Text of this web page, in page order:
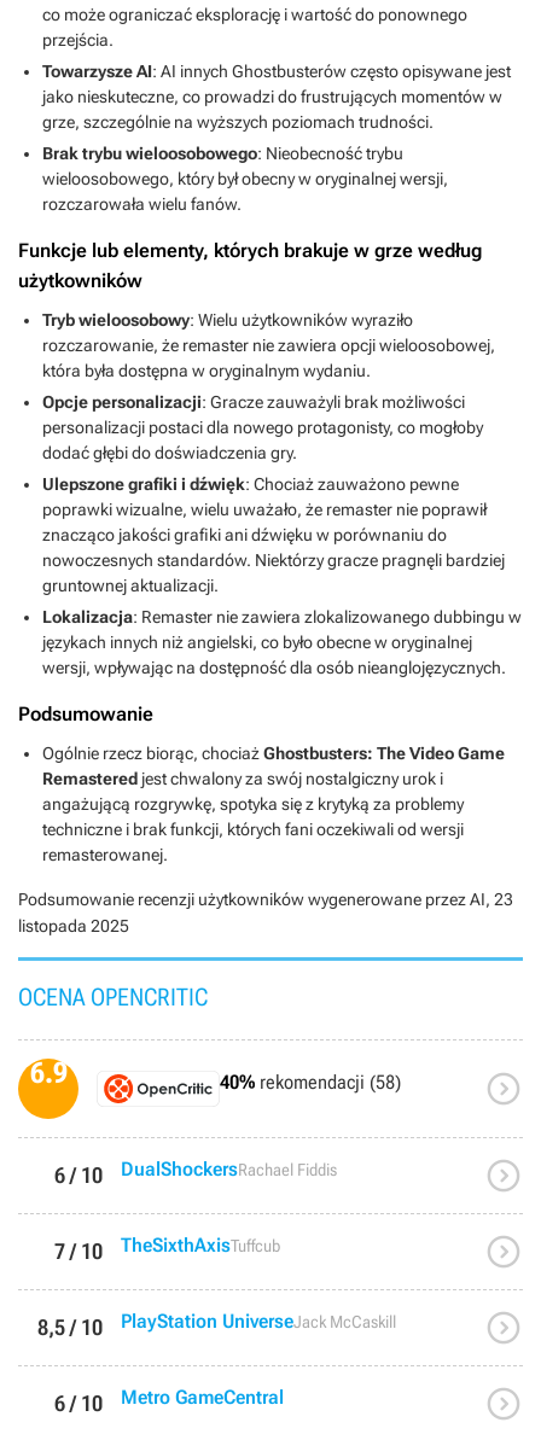
co może ograniczać eksplorację i wartość do ponownego
przejścia.
Towarzysze AI: AI innych Ghostbusterów często opisywane jest
jako nieskuteczne, co prowadzi do frustrujących momentów w
grze, szczególnie na wyższych poziomach trudności.
Brak trybu wieloosobowego: Nieobecność trybu
wieloosobowego, który był obecny w oryginalnej wersji,
rozczarowała wielu fanów.
Funkcje lub elementy, których brakuje w grze według
użytkowników
Tryb wieloosobowy: Wielu użytkowników wyraziło
rozczarowanie, że remaster nie zawiera opcji wieloosobowej,
która była dostępna w oryginalnym wydaniu.
Opcje personalizacji: Gracze zauważyli brak możliwości
personalizacji postaci dla nowego protagonisty, co mogłoby
dodać głębi do doświadczenia gry.
Ulepszone grafiki i dźwięk: Chociaż zauważono pewne
poprawki wizualne, wielu uważało, że remaster nie poprawił
znacząco jakości grafiki ani dźwięku w porównaniu do
nowoczesnych standardów. Niektórzy gracze pragnęli bardziej
gruntownej aktualizacji.
Lokalizacja: Remaster nie zawiera zlokalizowanego dubbingu w
językach innych niż angielski, co było obecne w oryginalnej
wersji, wpływając na dostępność dla osób nieanglojęzycznych.
Podsumowanie
Ogólnie rzecz biorąc, chociażGhostbusters: The Video Game
Remastered jest chwalony za swój nostalgiczny urok i
angażującą rozgrywkę, spotyka się z krytyką za problemy
techniczne i brak funkcji, których fani oczekiwali od wersji
remasterowanej.
Podsumowanie recenzji użytkowników wygenerowane przez AI, 23
listopada 2025
OCENA OPENCRITIC
6.9 40% rekomendacji (58) 
6 / 10 DualShockersRachael Fiddis 
7 / 10 TheSixthAxisTuffcub 
8,5 / 10 PlayStation UniverseJack McCaskill 
6 / 10 Metro GameCentral 